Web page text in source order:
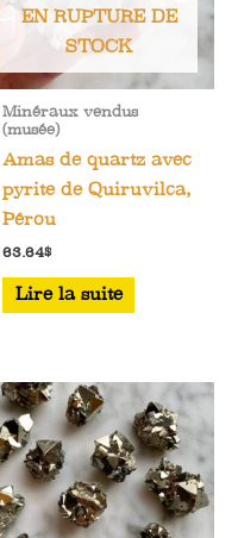
EN RUPTURE DE
STOCK
Minéraux vendus
(musée)
Amas de quartz avec
pyrite de Quiruvilca,
Pérou
63.64$
Lire la suite